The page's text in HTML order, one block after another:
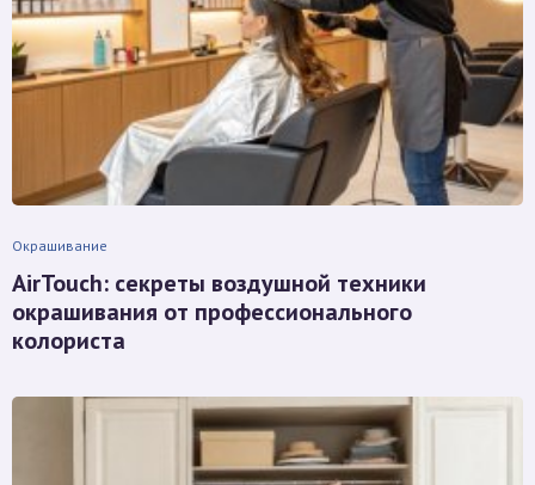
Окрашивание
AirTouch: секреты воздушной техники
окрашивания от профессионального
колориста